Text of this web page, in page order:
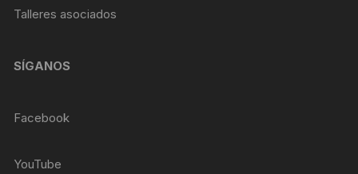
Talleres asociados
SÍGANOS
Facebook
YouTube